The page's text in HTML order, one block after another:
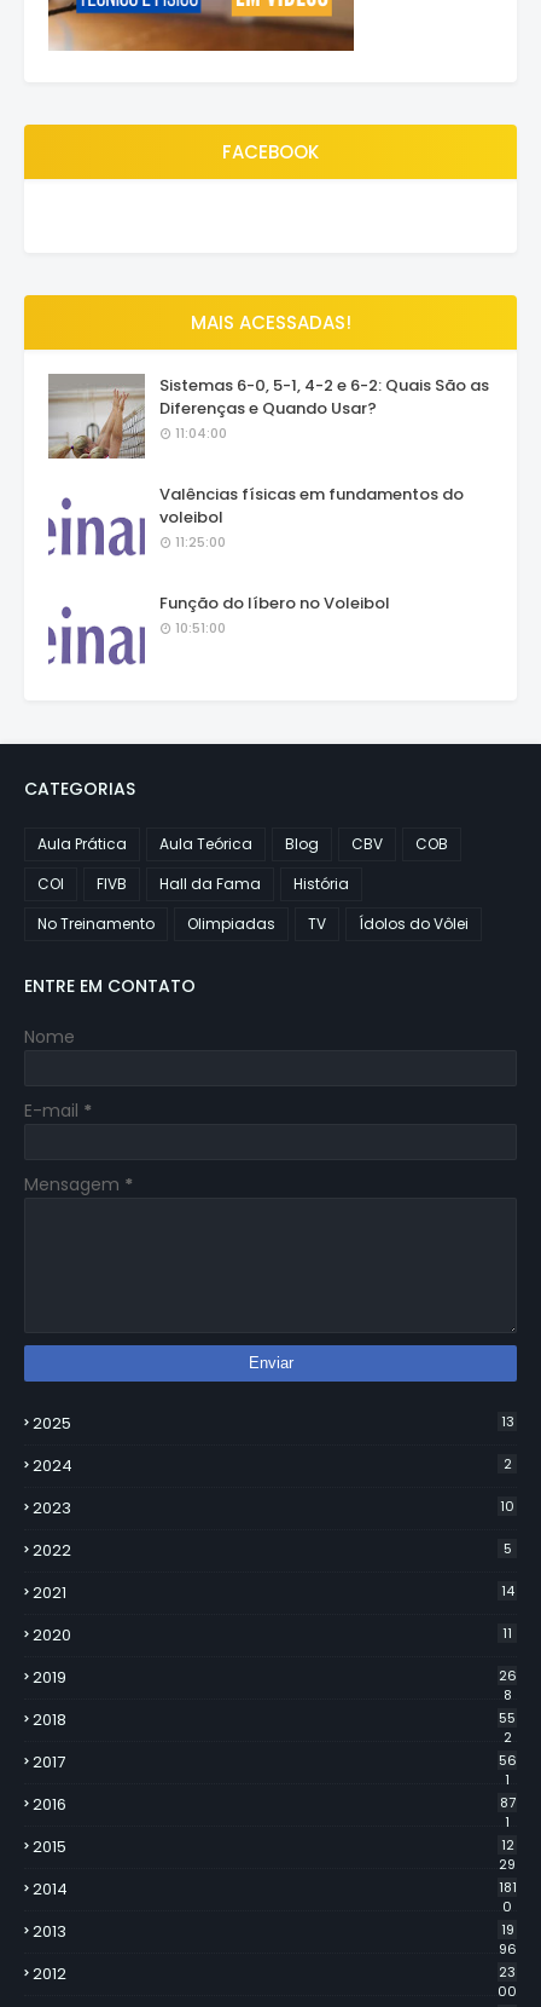
FACEBOOK
MAIS ACESSADAS!
Sistemas 6-0, 5-1, 4-2 e 6-2: Quais São as
Diferenças e Quando Usar?
11:04:00
Valências físicas em fundamentos do
voleibol
11:25:00
Função do líbero no Voleibol
10:51:00
CATEGORIAS
Aula Prática Aula Teórica Blog CBV
COB
COI
FIVB Hall da Fama
História
No Treinamento
Olimpiadas TV Ídolos do Vôlei
ENTRE EM CONTATO
Nome
E-mail *
Mensagem *
2025 13
2024 2
2023 10
2022 5
2021 14
2020 11
2019
26
8
2018
55
2
2017
56
1
2016
87
1
2015
12
29
2014
181
0
2013
19
96
2012
23
00